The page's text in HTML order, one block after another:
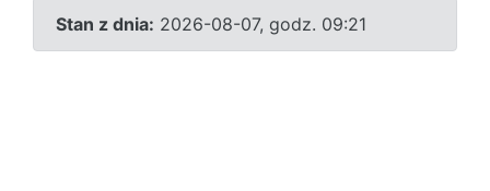
Stan z dnia: 2026-08-07, godz. 09:21